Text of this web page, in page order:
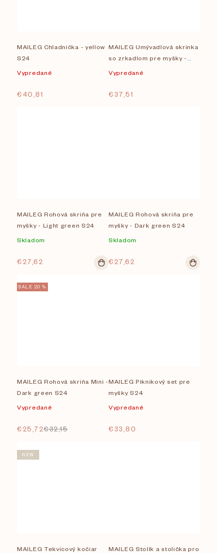
MAILEG Chladnička - yellow
S24
Vypredané
€40,81
MAILEG Umývadlová skrinka
so zrkadlom pre myšky -
Vypredané
€37,51
MAILEG Rohová skriňa pre
myšky - Light green S24
Skladom
€27,62
MAILEG Rohová skriňa pre
myšky - Dark green S24
Skladom
€27,62
SALE 20 %
MAILEG Rohová skriňa Mini -
Dark green S24
Vypredané
€25,72€32,15
MAILEG Piknikový set pre
myšky S24
Vypredané
€33,80
NEW
MAILEG Tekvicový kočiar
MAILEG Stolík a stolička pro